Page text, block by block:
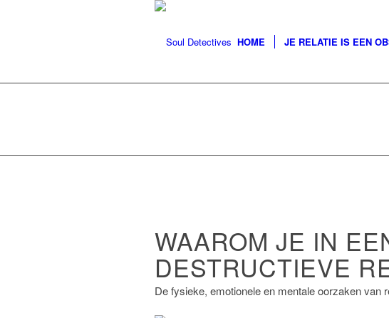
HOME JE RELATIE IS EEN
WAAROM JE IN
DESTRUCTIEVE
De fysieke, emotionele en mentale oorzaken van